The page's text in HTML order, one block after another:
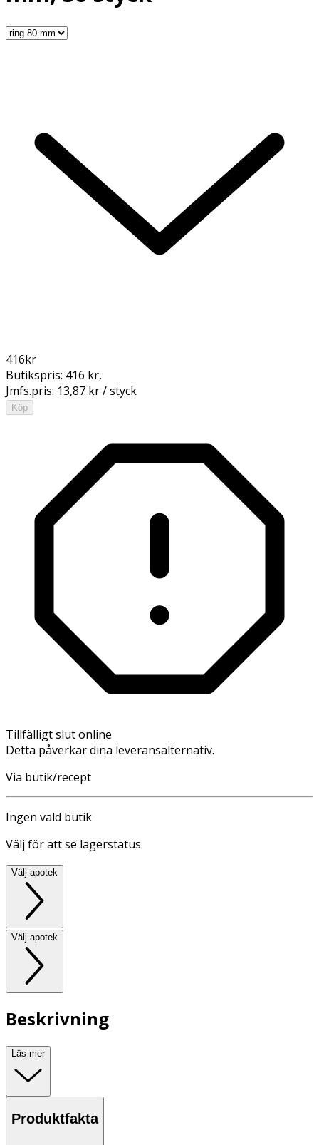
416kr
Butikspris: 416 kr,
Jmfs.pris: 13,87 kr / styck
Köp
Tillfälligt slut online
Detta påverkar dina leveransalternativ.
Via butik/recept
Ingen vald butik
Välj för att se lagerstatus
Välj apotek
Välj apotek
Beskrivning
Läs mer
Produktfakta